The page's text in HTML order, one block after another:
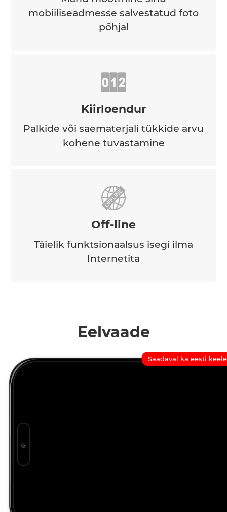
mobiiliseadmesse salvestatud foto
põhjal
Kiirloendur
Palkide või saematerjali tükkide arvu
kohene tuvastamine
Off-line
Täielik funktsionaalsus isegi ilma
Internetita
Eelvaade
Saadaval ka eesti